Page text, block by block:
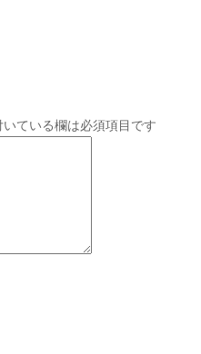
いている欄は必須項目です